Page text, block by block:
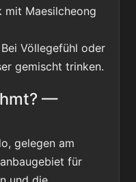
mit Maesilcheong
Bei Völlegefühl oder
gemischt trinken.
—
gelegen am
für